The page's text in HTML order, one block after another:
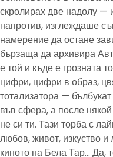
скролирах две надолу —
напротив, изглеждаше
намерение да остане
бързаща да архивира
е той и къде е грозната
цифри, цифри в образ,
тотализатора —
във сфера, а после
не си ти. Тази торба с
любов, живот, изкуство
киното на Бела Тар… Да,